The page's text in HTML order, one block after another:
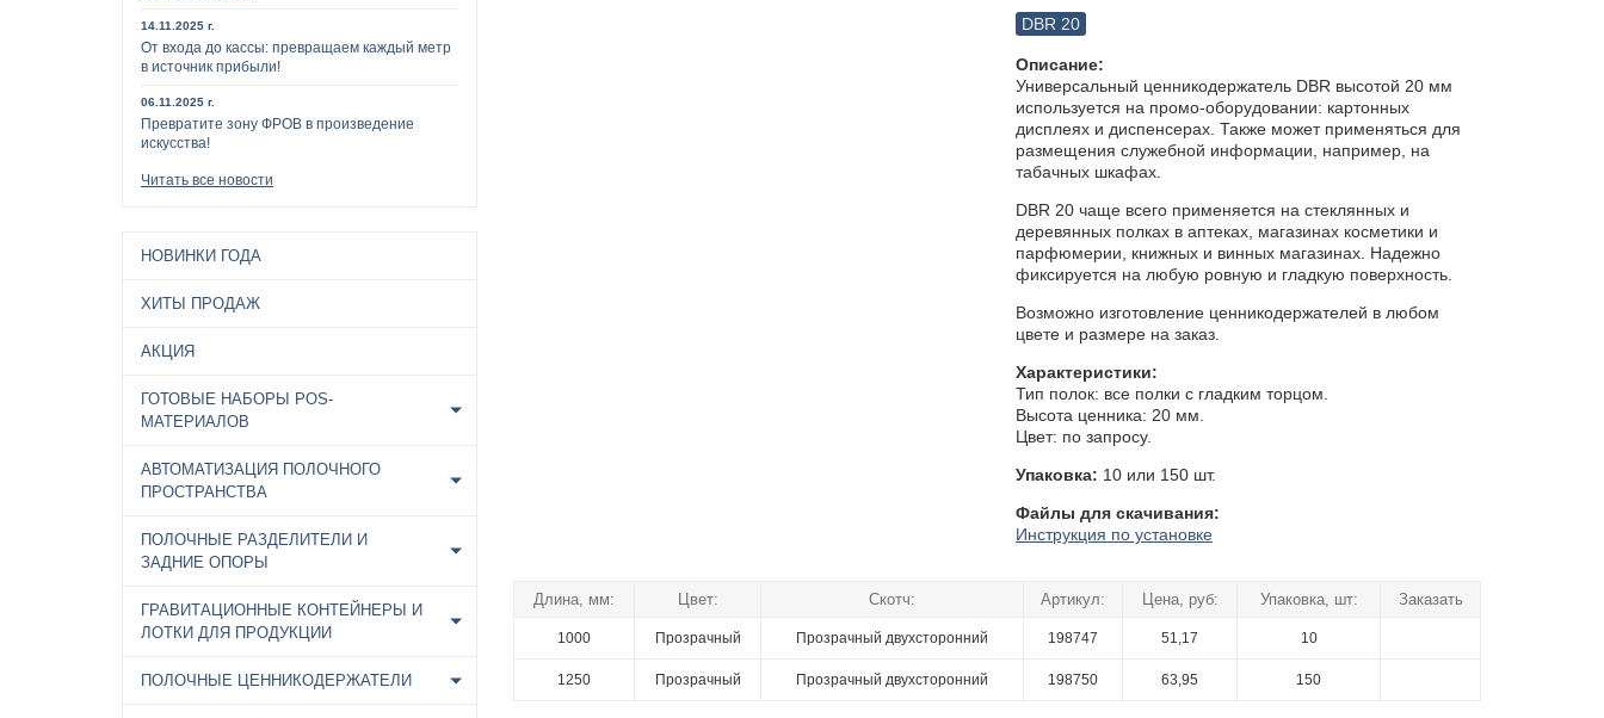
14.11.2025 г.
От входа до кассы: превращаем каждый метр
в источник прибыли!
06.11.2025 г.
Превратите зону ФРОВ в произведение
искусства!
Читать все новости
НОВИНКИ ГОДА
ХИТЫ ПРОДАЖ
АКЦИЯ
ГОТОВЫЕ НАБОРЫ POS-
МАТЕРИАЛОВ
АВТОМАТИЗАЦИЯ ПОЛОЧНОГО
ПРОСТРАНСТВА
ПОЛОЧНЫЕ РАЗДЕЛИТЕЛИ И
ЗАДНИЕ ОПОРЫ
ГРАВИТАЦИОННЫЕ КОНТЕЙНЕРЫ И
ЛОТКИ ДЛЯ ПРОДУКЦИИ
ПОЛОЧНЫЕ ЦЕННИКОДЕРЖАТЕЛИ
DBR 20
Описание:
Универсальный ценникодержатель DBR высотой 20 мм
используется на промо-оборудовании: картонных
дисплеях и диспенсерах. Также может применяться для
размещения служебной информации, например, на
табачных шкафах.
DBR 20 чаще всего применяется на стеклянных и
деревянных полках в аптеках, магазинах косметики и
парфюмерии, книжных и винных магазинах. Надежно
фиксируется на любую ровную и гладкую поверхность.
Возможно изготовление ценникодержателей в любом
цвете и размере на заказ.
Характеристики:
Тип полок: все полки с гладким торцом.
Высота ценника: 20 мм.
Цвет: по запросу.
Упаковка: 10 или 150 шт.
Файлы для скачивания:
Инструкция по установке
Длина, мм: Цвет: Скотч: Артикул: Цена, руб: Упаковка, шт: Заказать
1000 Прозрачный Прозрачный двухсторонний 198747 51,17 10
1250 Прозрачный Прозрачный двухсторонний 198750 63,95 150